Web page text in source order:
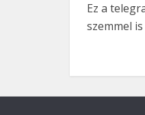
Ez a
szemmel